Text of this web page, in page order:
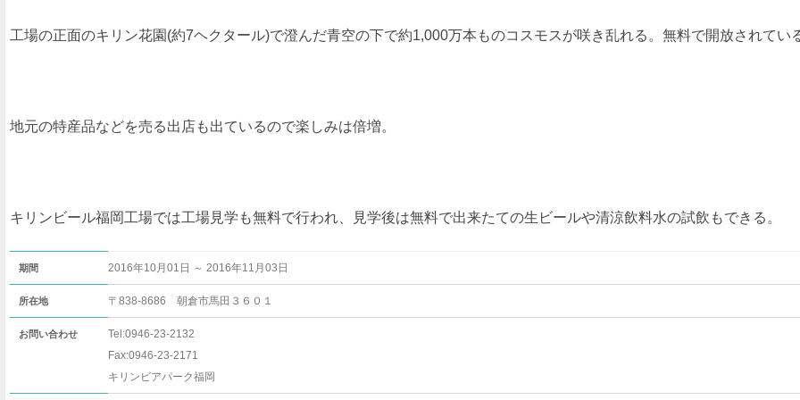
工場の正面のキリン花園(約7ヘクタール)で澄んだ青空の下で約1,000万本ものコスモスが咲き乱れる。無料で開放されてい
地元の特産品などを売る出店も出ているので楽しみは倍増。
キリンビール福岡工場では工場見学も無料で行われ、見学後は無料で出来たての生ビールや清涼飲料水の試飲もできる。
期間 2016年10月01日 ～ 2016年11月03日
所在地 〒838-8686 朝倉市馬田３６０１
お問い合わせ
Tel:0946-23-2132
Fax:0946-23-2171
キリンビアパーク福岡